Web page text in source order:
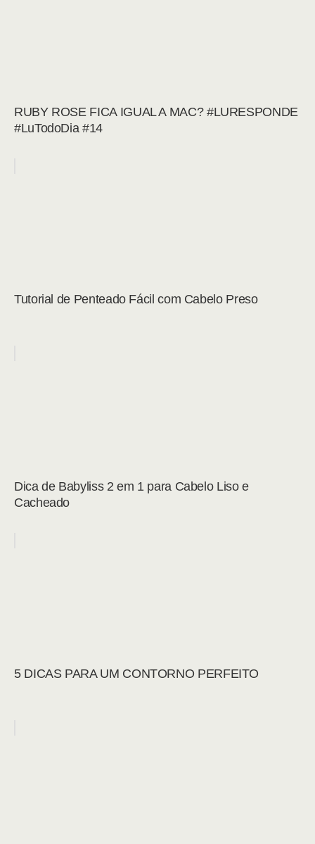
RUBY ROSE FICA IGUAL A MAC? #LURESPONDE
#LuTodoDia #14
Tutorial de Penteado Fácil com Cabelo Preso
Dica de Babyliss 2 em 1 para Cabelo Liso e
Cacheado
5 DICAS PARA UM CONTORNO PERFEITO